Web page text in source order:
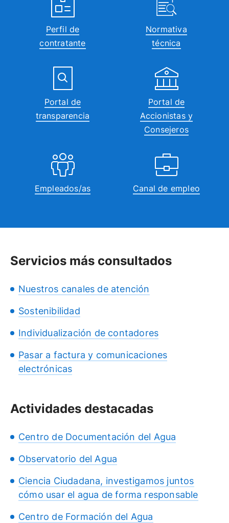
Perfil de
contratante
Normativa
técnica
Portal de
transparencia
Portal de
Accionistas y
Consejeros
Empleados/as Canal de empleo
Servicios más consultados
Nuestros canales de atención
Sostenibilidad
Individualización de contadores
Pasar a factura y comunicaciones
electrónicas
Actividades destacadas
Centro de Documentación del Agua
Observatorio del Agua
Ciencia Ciudadana, investigamos juntos
cómo usar el agua de forma responsable
Centro de Formación del Agua